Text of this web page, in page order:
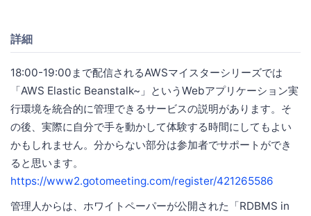
詳細
18:00-19:00まで配信されるAWSマイスターシリーズでは
「AWS Elastic Beanstalk~」というWebアプリケーション実
行環境を統合的に管理できるサービスの説明があります。そ
の後、実際に自分で手を動かして体験する時間にしてもよい
かもしれません。分からない部分は参加者でサポートができ
ると思います。
https://www2.gotomeeting.com/register/421265586
管理人からは、ホワイトペーパーが公開された「RDBMS in